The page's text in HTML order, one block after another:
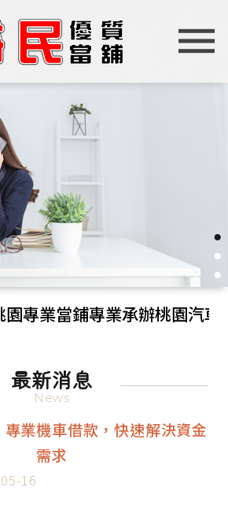
●
●
●
專業當鋪專業承辦桃園汽車
最新消息
News
業機車借款，快速解決資金
需求​
16